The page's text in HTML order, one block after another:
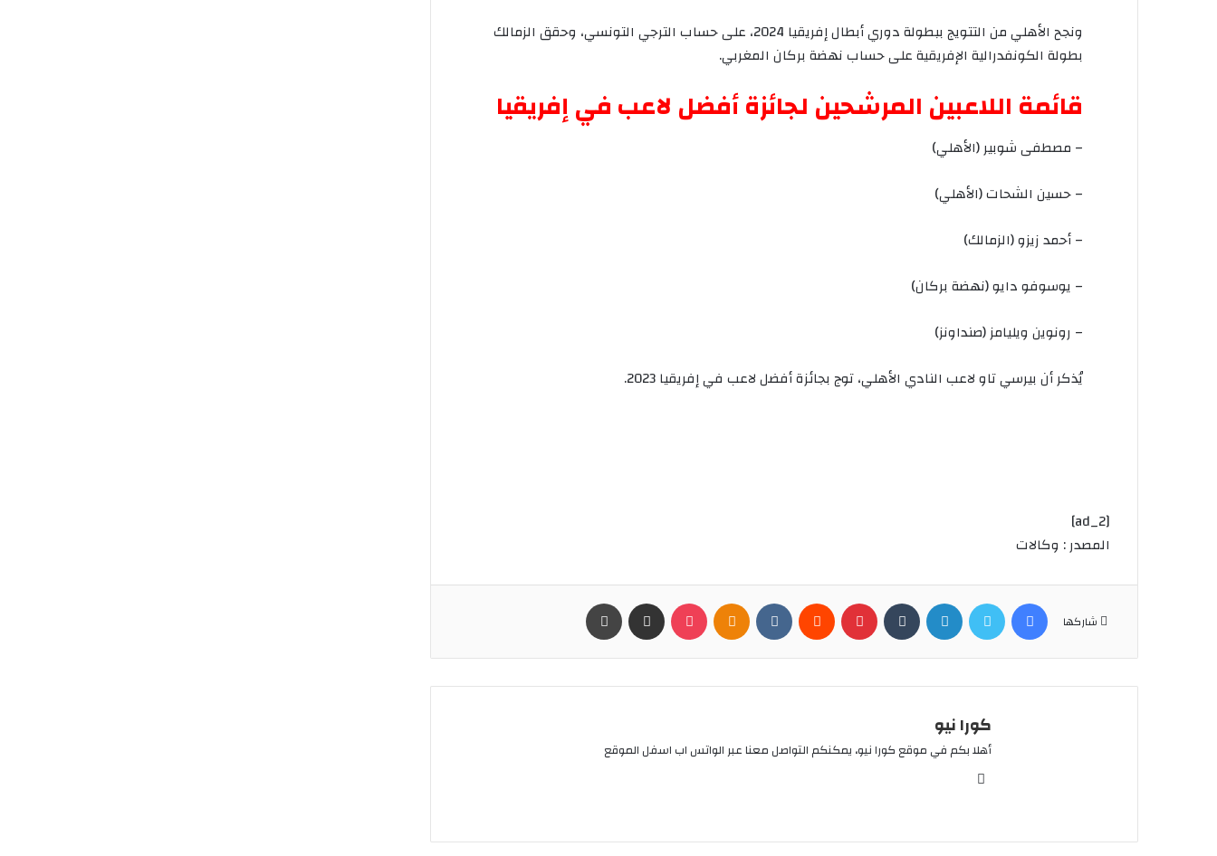
ونجح الأهليمن التتويجببطولةدوريأبطالإفريقيا ، علىحساب الترجي التونسي، وحقق الزمالك
بطولة الكونفدرالية الإفريقيةعلىحسابنهضةبركان المغربي.
قائمة اللاعبين المرشحين لجائزةأفضل لاعبفيإفريقيا
– مصطفىشوبير(الأهلي)
–حسين الشحات(الأهلي)
–أحمدزيزو(الزمالك)
– يوسوفودايو(نهضةبركان)
– رونوين ويليامز(صنداونز)
يُذكرأنبيرسيتاولاعب النادي الأهلي،توجبجائزةأفضللاعب فيإفريقيا
[ad_2]
المصدر : وكالات
شاركها
فيسبوك تويتر لينكدإن بينتيريست Odnoklassniki
بوكيت مشاركة عبر البريد
كورا نيو
أهلا بكم في موقع كورا نيو، يمكنكم التواصل معنا عبر الواتس اب اسفل الموقع